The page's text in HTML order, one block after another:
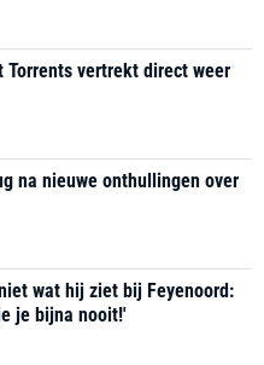
Torrents vertrekt direct weer
na nieuwe onthullingen over
wat hij ziet bij Feyenoord:
je bijna nooit!'